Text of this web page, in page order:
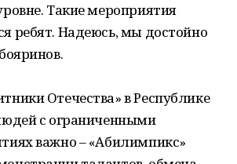
Такие мероприятия
ребят. Надеюсь, мы достойно
Отечества» в Республике
с ограниченными
важно – «Абилимпикс»